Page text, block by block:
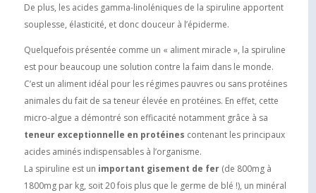
De plus, les acides gamma-linoléniques de la spiruline apportent
souplesse, élasticité, et donc douceur à l’épiderme.
Quelquefois présentée comme un « aliment miracle », la spiruline
est pour beaucoup une solution contre la faim dans le monde.
C’est un aliment idéal pour les régimes pauvres ou sans protéines
animales du fait de sa teneur élevée en protéines. En effet, cette
micro-algue a démontré son efficacité notamment grâce à sa
teneur exceptionnelle en protéines contenant les principaux
acides aminés indispensables à l’organisme.
La spiruline est un important gisement de fer (de 800mg à
1800mg par kg, soit 20 fois plus que le germe de blé !), un minéral